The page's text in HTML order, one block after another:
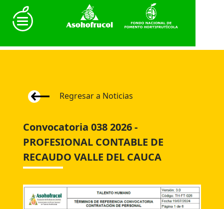
Regresar a Noticias
Convocatoria 038 2026 -
PROFESIONAL CONTABLE DE
RECAUDO VALLE DEL CAUCA